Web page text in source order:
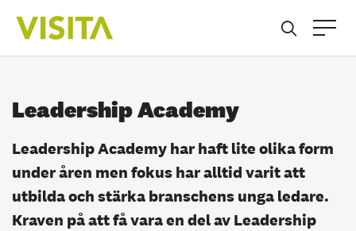
Leadership Academy
Leadership Academy har haft lite olika form
under åren men fokus har alltid varit att
utbilda och stärka branschens unga ledare.
Kraven på att få vara en del av Leadership